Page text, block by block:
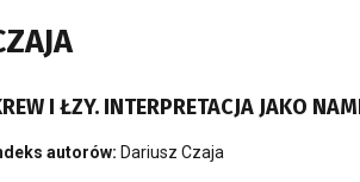
I ŁZY. INTERPRETACJA JAKO
autorów: Dariusz Czaja